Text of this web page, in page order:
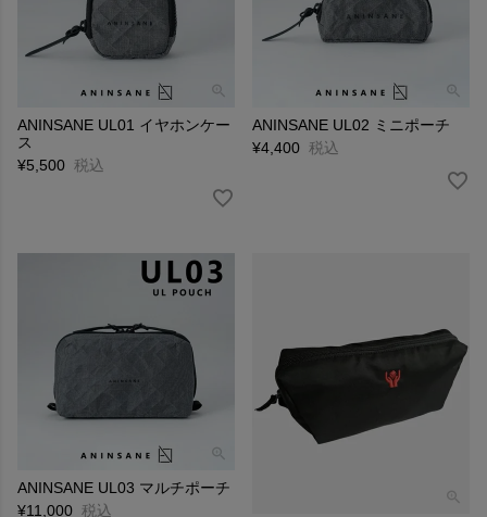
ANINSANE UL01 イヤホンケー
ス
¥5,500 税込
ANINSANE UL02 ミニポーチ
¥4,400 税込
ANINSANE UL03 マルチポーチ
¥11,000 税込